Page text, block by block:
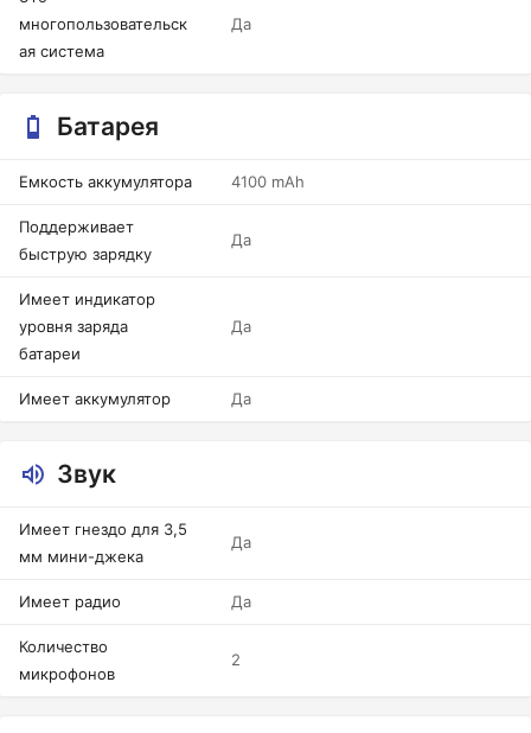
многопользовательск
ая система
Да
Батарея
Емкость аккумулятора 4100 mAh
Поддерживает
быструю зарядку
Да
Имеет индикатор
уровня заряда
батареи
Да
Имеет аккумулятор Да
Звук
Имеет гнездо для 3,5
мм мини-джека
Да
Имеет радио Да
Количество
микрофонов
2